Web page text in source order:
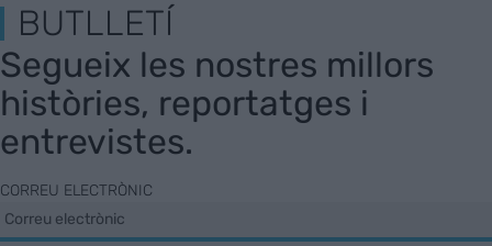
BUTLLETÍ
Segueix les nostres millors
històries, reportatges i
entrevistes.
CORREU ELECTRÒNIC